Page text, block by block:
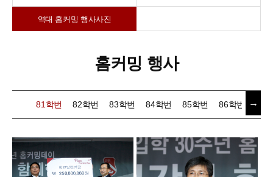
역대 홈커밍 행사사진
홈커밍 행사
81학번 82학번 83학번 84학번 85학번 86학번 87
→